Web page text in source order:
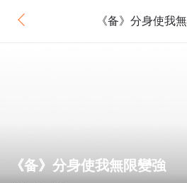
《备》分身使我
《备》分身使我無限變強